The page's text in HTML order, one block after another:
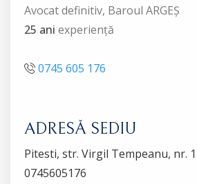
Avocat definitiv, Baroul ARGEȘ
25 ani experiență
0745 605 176
ADRESĂ SEDIU
Pitesti, str. Virgil Tempeanu, nr.
0745605176